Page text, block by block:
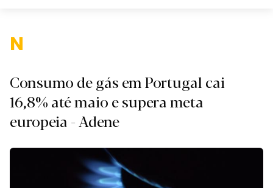
Nacion
Consumo de gás em Portugal cai
16,8% até maio e supera meta
europeia - Adene